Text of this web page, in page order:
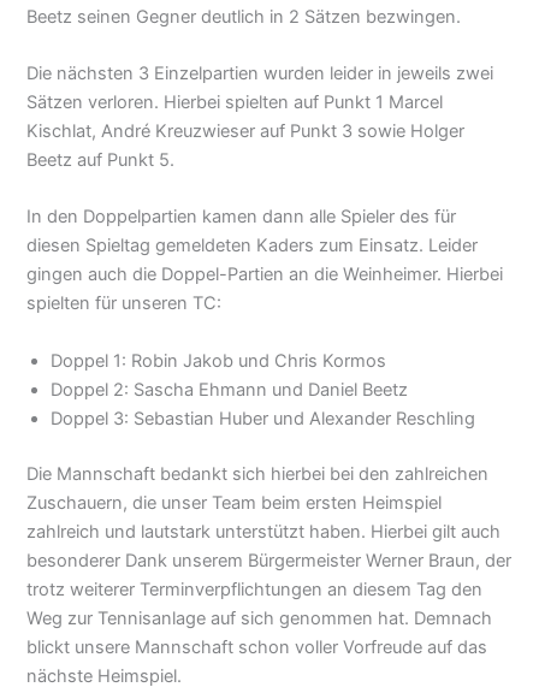
Beetz seinen Gegner deutlich in 2 Sätzen bezwingen.
Die nächsten 3 Einzelpartien wurden leider in jeweils zwei
Sätzen verloren. Hierbei spielten auf Punkt 1 Marcel
Kischlat, André Kreuzwieser auf Punkt 3 sowie Holger
Beetz auf Punkt 5.
In den Doppelpartien kamen dann alle Spieler des für
diesen Spieltag gemeldeten Kaders zum Einsatz. Leider
gingen auch die Doppel-Partien an die Weinheimer. Hierbei
spielten für unseren TC:
Doppel 1: Robin Jakob und Chris Kormos
Doppel 2: Sascha Ehmann und Daniel Beetz
Doppel 3: Sebastian Huber und Alexander Reschling
Die Mannschaft bedankt sich hierbei bei den zahlreichen
Zuschauern, die unser Team beim ersten Heimspiel
zahlreich und lautstark unterstützt haben. Hierbei gilt auch
besonderer Dank unserem Bürgermeister Werner Braun, der
trotz weiterer Terminverpflichtungen an diesem Tag den
Weg zur Tennisanlage auf sich genommen hat. Demnach
blickt unsere Mannschaft schon voller Vorfreude auf das
nächste Heimspiel.